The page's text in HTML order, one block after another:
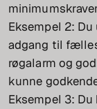
Eksempel 2:
adgang til
røgalarm og
kunne
Eksempel 3: